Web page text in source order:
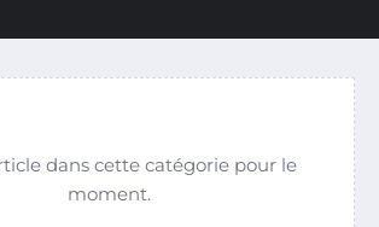
dans cette catégorie pour le
moment.